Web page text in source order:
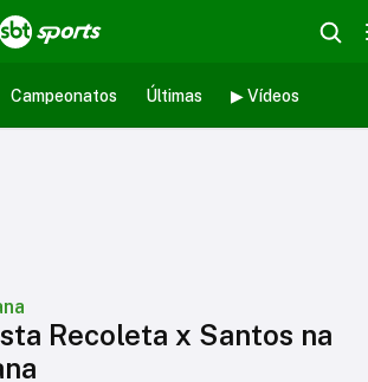
Campeonatos Últimas ▶ Vídeos
Recoleta x Santos na